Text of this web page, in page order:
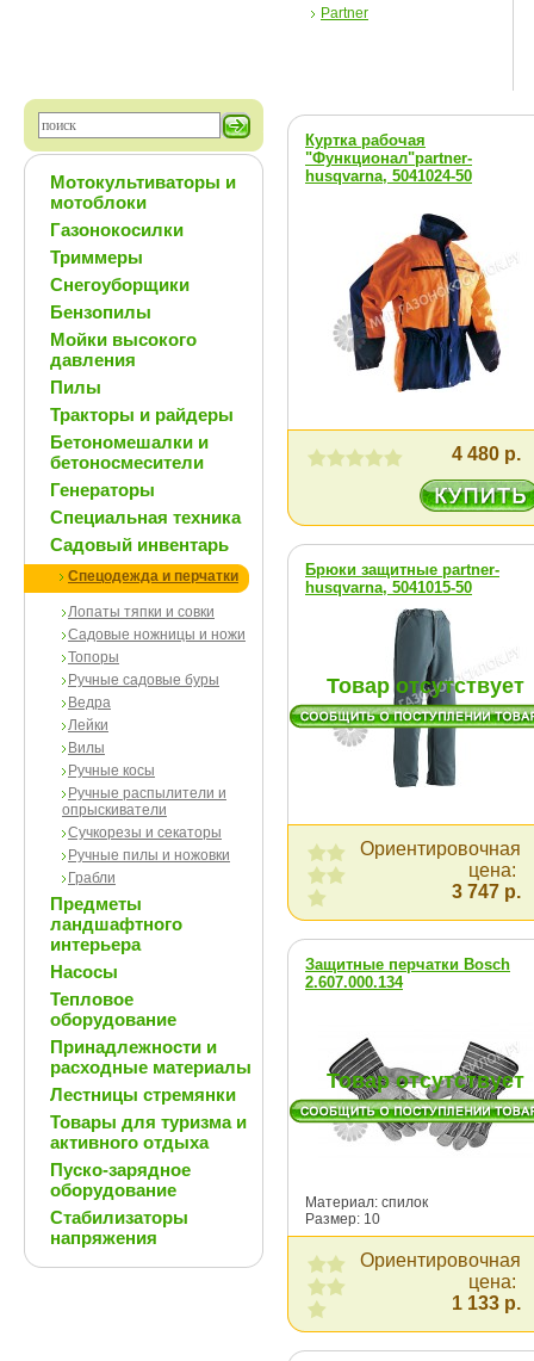
Мотокультиваторы и
мотоблоки
Газонокосилки
Триммеры
Снегоуборщики
Бензопилы
Мойки высокого
давления
Пилы
Тракторы и райдеры
Бетономешалки и
бетоносмесители
Генераторы
Специальная техника
Садовый инвентарь
Спецодежда и перчатки
Лопаты тяпки и совки
Садовые ножницы и ножи
Топоры
Ручные садовые буры
Ведра
Лейки
Вилы
Ручные косы
Ручные распылители и
опрыскиватели
Сучкорезы и секаторы
Ручные пилы и ножовки
Грабли
Предметы
ландшафтного
интерьера
Насосы
Тепловое
оборудование
Принадлежности и
расходные материалы
Лестницы стремянки
Товары для туризма и
активного отдыха
Пуско-зарядное
оборудование
Стабилизаторы
напряжения
Partner
Куртка рабочая
"Функционал"partner-
husqvarna, 5041024-50
4 480 р.
Брюки защитные partner-
husqvarna, 5041015-50
Товар отсутствует
Ориентировочная
цена:
3 747 р.
Защитные перчатки Bosch
2.607.000.134
Товар отсутствует
Материал: спилок
Размер: 10
Ориентировочная
цена:
1 133 р.